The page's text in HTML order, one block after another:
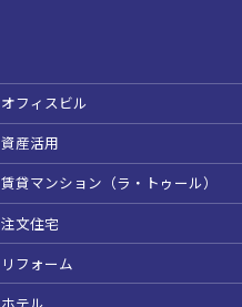
オフィスビル
資産活用
賃貸マンション（ラ・トゥール）
注文住宅
リフォーム
ホテル